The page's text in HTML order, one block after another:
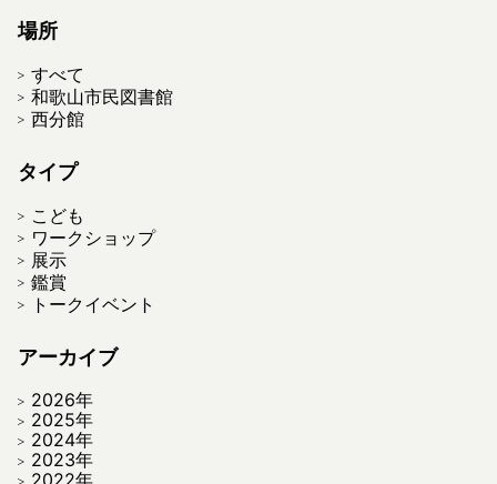
場所
すべて
和歌山市民図書館
西分館
タイプ
こども
ワークショップ
展示
鑑賞
トークイベント
アーカイブ
2026年
2025年
2024年
2023年